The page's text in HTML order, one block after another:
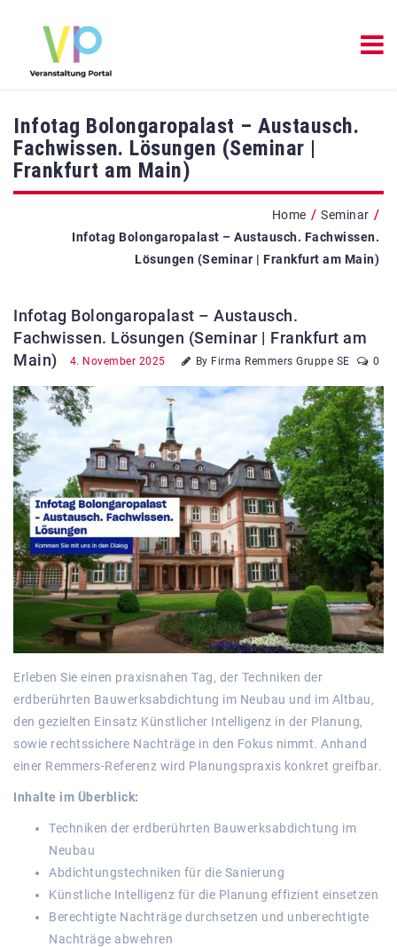
Infotag Bolongaropalast – Austausch.
Fachwissen. Lösungen (Seminar |
Frankfurt am Main)
Home / Seminar /
Infotag Bolongaropalast – Austausch. Fachwissen.
Lösungen (Seminar | Frankfurt am Main)
Infotag Bolongaropalast – Austausch.
Fachwissen. Lösungen (Seminar | Frankfurt am
Main)
4. November 2025 By Firma Remmers Gruppe SE 0
Erleben Sie einen praxisnahen Tag, der Techniken der
erdberührten Bauwerksabdichtung im Neubau und im Altbau,
den gezielten Einsatz Künstlicher Intelligenz in der Planung,
sowie rechtssichere Nachträge in den Fokus nimmt. Anhand
einer Remmers-Referenz wird Planungspraxis konkret greifbar.
Inhalte im Überblick:
Techniken der erdberührten Bauwerksabdichtung im
Neubau
Abdichtungstechniken für die Sanierung
Künstliche Intelligenz für die Planung effizient einsetzen
Berechtigte Nachträge durchsetzen und unberechtigte
Nachträge abwehren